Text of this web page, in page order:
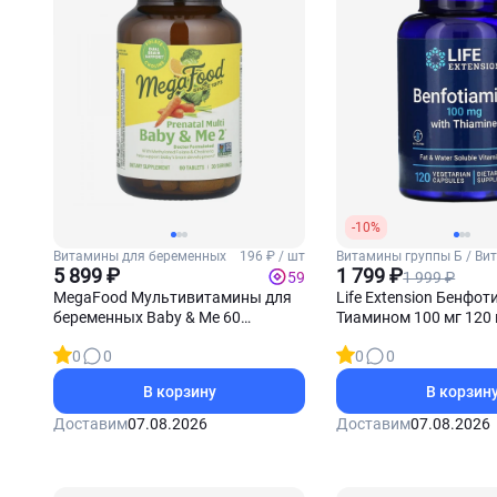
Витамины для беременных 196 ₽ / шт
5 899 ₽
59
MegaFood Мультивитамины для
беременных Baby & Me 60
0
0
В корзину
Доставим07.08.2026
-10%
Витамины группы Б /
Б1 (Тиамин)
1 799 ₽1 999 ₽
Life Extension
Тиамином 100 мг 120
0
0
В
Доставим07.08.2026